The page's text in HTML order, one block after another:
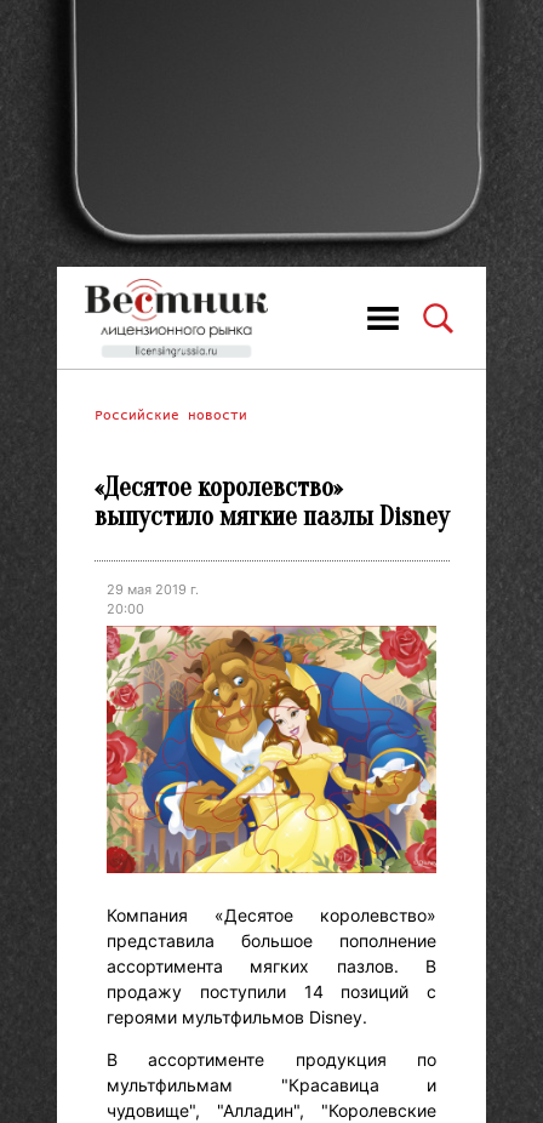
Российские новости
«Десятое королевство»
выпустило мягкие пазлы Disney
29 мая 2019 г.
20:00
Компания «Десятое королевство»
представила большое пополнение
ассортимента мягких пазлов. В
продажу поступили 14 позиций с
героями мультфильмов Disney.
В ассортименте продукция по
мультфильмам "Красавица и
чудовище", "Алладин", "Королевские